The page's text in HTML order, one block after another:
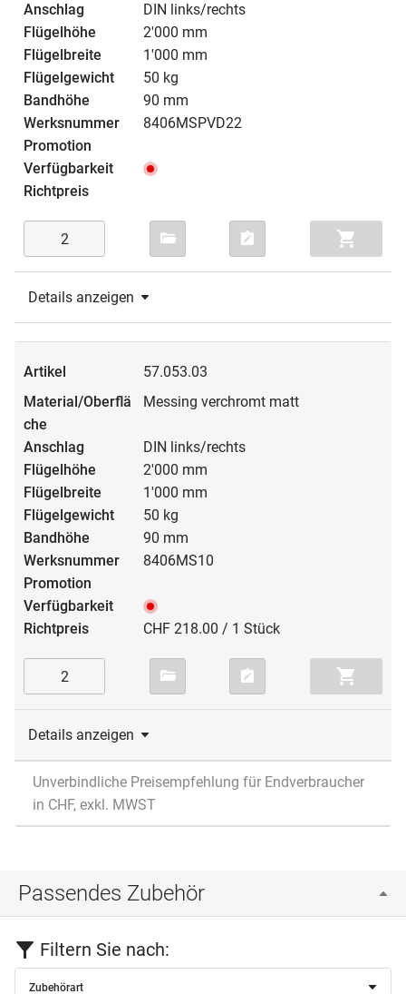
DIN links/rechts
2'000 mm
1'000 mm
50 kg
90 mm
8406MSPVD22
Details anzeigen
57.053.03
Messing verchromt matt
DIN links/rechts
2'000 mm
1'000 mm
50 kg
90 mm
8406MS10
CHF 218.00 / 1 Stück
Details anzeigen
Unverbindliche Preisempfehlung für Endverbraucher
in CHF, exkl. MWST
Passendes Zubehör
Filtern Sie nach:
Zubehörart